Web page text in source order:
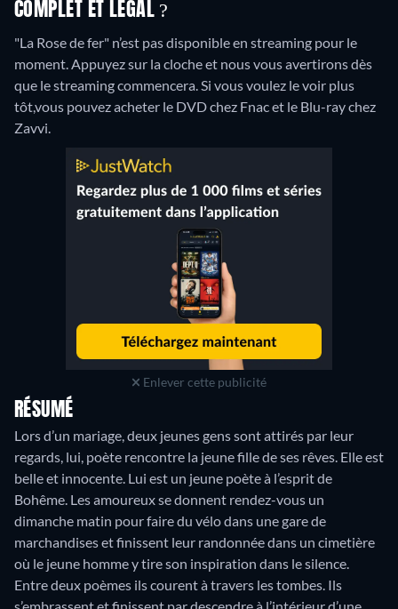
COMPLET ET LÉGAL ?
"La Rose de fer" n’est pas disponible en streaming pour le
moment. Appuyez sur la cloche et nous vous avertirons dès
que le streaming commencera. Si vous voulez le voir plus
tôt,vous pouvez acheter le DVD chez Fnac et le Blu-ray chez
Zavvi.
Enlever cette publicité
RÉSUMÉ
Lors d’un mariage, deux jeunes gens sont attirés par leur
regards, lui, poète rencontre la jeune fille de ses rêves. Elle est
belle et innocente. Lui est un jeune poète à l’esprit de
Bohême. Les amoureux se donnent rendez-vous un
dimanche matin pour faire du vélo dans une gare de
marchandises et finissent leur randonnée dans un cimetière
où le jeune homme y tire son inspiration dans le silence.
Entre deux poèmes ils courent à travers les tombes. Ils